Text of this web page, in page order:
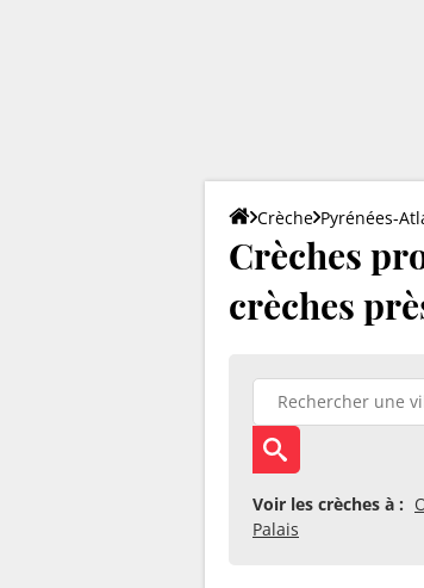
Crèche Pyrénées-
Crèches
crèches
Voir les crèches à :
Palais